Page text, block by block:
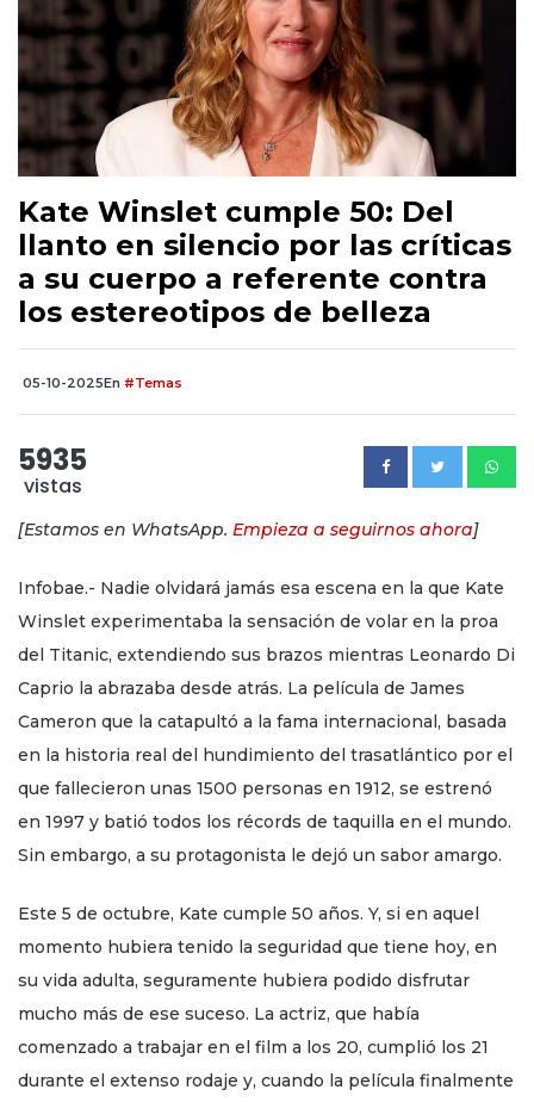
Kate Winslet cumple 50: Del
llanto en silencio por las críticas
a su cuerpo a referente contra
los estereotipos de belleza
05-10-2025En #Temas
5935
vistas
[Estamos en WhatsApp. Empieza a seguirnos ahora]
Infobae.- Nadie olvidará jamás esa escena en la que Kate
Winslet experimentaba la sensación de volar en la proa
del Titanic, extendiendo sus brazos mientras Leonardo Di
Caprio la abrazaba desde atrás. La película de James
Cameron que la catapultó a la fama internacional, basada
en la historia real del hundimiento del trasatlántico por el
que fallecieron unas 1500 personas en 1912, se estrenó
en 1997 y batió todos los récords de taquilla en el mundo.
Sin embargo, a su protagonista le dejó un sabor amargo.
Este 5 de octubre, Kate cumple 50 años. Y, si en aquel
momento hubiera tenido la seguridad que tiene hoy, en
su vida adulta, seguramente hubiera podido disfrutar
mucho más de ese suceso. La actriz, que había
comenzado a trabajar en el film a los 20, cumplió los 21
durante el extenso rodaje y, cuando la película finalmente